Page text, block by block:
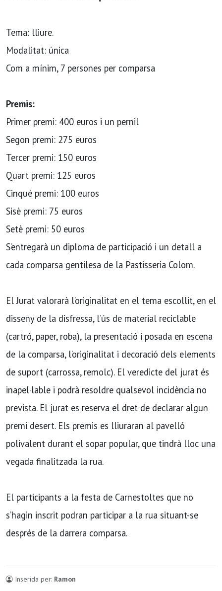
Tema: lliure.
Modalitat: única
Com a mínim, 7 persones per comparsa
Premis:
Primer premi: 400 euros i un pernil
Segon premi: 275 euros
Tercer premi: 150 euros
Quart premi: 125 euros
Cinquè premi: 100 euros
Sisè premi: 75 euros
Setè premi: 50 euros
S’entregarà un diploma de participació i un detall a
cada comparsa gentilesa de la Pastisseria Colom.
El Jurat valorarà l’originalitat en el tema escollit, en el
disseny de la disfressa, l’ús de material reciclable
(cartró, paper, roba), la presentació i posada en escena
de la comparsa, l’originalitat i decoració dels elements
de suport (carrossa, remolc). El veredicte del jurat és
inapel·lable i podrà resoldre qualsevol incidència no
prevista. El jurat es reserva el dret de declarar algun
premi desert. Els premis es lliuraran al pavelló
polivalent durant el sopar popular, que tindrà lloc una
vegada finalitzada la rua.
El participants a la festa de Carnestoltes que no
s’hagin inscrit podran participar a la rua situant-se
després de la darrera comparsa.
Inserida per: Ramon